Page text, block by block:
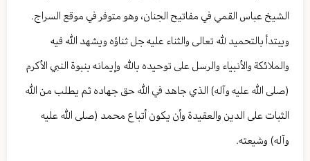
الشيخ عباس القمي في مفاتيح الجنان، وهو متوفر في موقع السراج.
ويبتدأ بالتحميد لله تعالى والثناء عليه جل ثناؤه ويشهد الله فيه
والملائكة والأنبياء والرسل على توحيده بالله وإيمانه بنبوة النبي الأكرم
(صلى الله عليه وآله) الذي جاهد في الله حق جهاده ثم يطلب من الله
الثبات على الدين والعقيدة وأن يكون أتباع محمد (صلى الله عليه
وآله) وشيعته.